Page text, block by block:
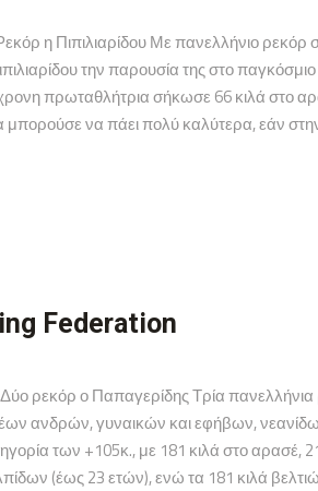
η Πιπιλιαρίδου Με πανελλήνιο ρεκόρ
την παρουσία της στο
πρωταθλήτρια σήκωσε 66 κιλά στο
να πάει πολύ καλύτερα, εάν
Federation
ρεκόρ ο Παπαγερίδης Τρία πανελλήνια
ανδρών, γυναικών και εφήβων,
των +105κ., με 181 κιλά στο αρασέ,
(έως 23 ετών), ενώ τα 181 κιλά